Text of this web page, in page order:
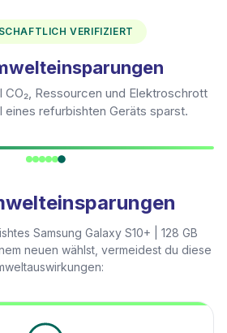
VERIFIZIERT
CO₂, Ressourcen und Elektroschrott
eines refurbishten Geräts sparst.
Samsung Galaxy S10+ | 128 GB
neuen wählst, vermeidest du diese